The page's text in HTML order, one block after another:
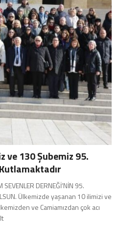
ve 130 Şubemiz 95.
DERNEĞİ’NİN 95.
Ülkemizde yaşanan 10 ilimizi ve
ve Camiamızdan çok acı